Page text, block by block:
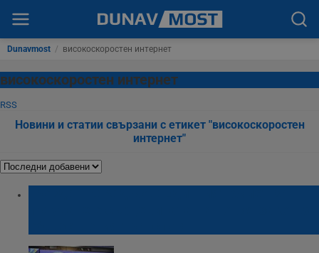
Dunavmost / високоскоростен интернет
високоскоростен интернет
RSS
Новини и статии свързани с етикет "високоскоростен
интернет"